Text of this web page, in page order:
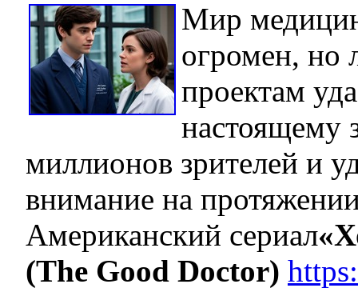
Мир
огромен, но
проектам
настоящему
миллионов зрителей и
внимание на
Американский сериал
(The Good Doctor)